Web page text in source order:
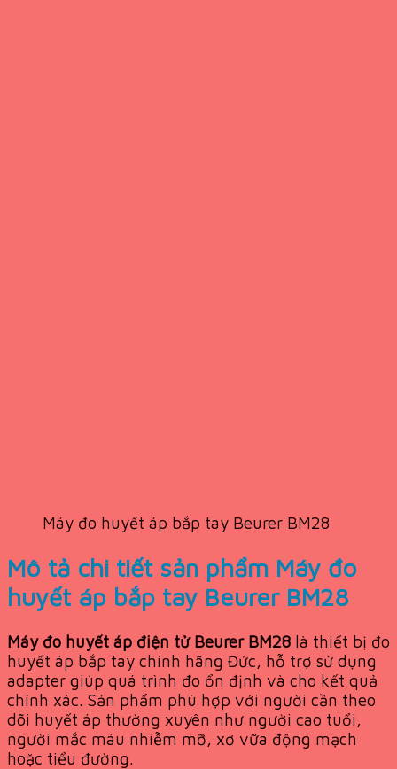
Máy đo huyết áp bắp tay Beurer BM28
Mô tả chi tiết sản phẩm Máy đo
huyết áp bắp tay Beurer BM28
Máy đo huyết áp điện tử Beurer BM28 là thiết bị đo
huyết áp bắp tay chính hãng Đức, hỗ trợ sử dụng
adapter giúp quá trình đo ổn định và cho kết quả
chính xác. Sản phẩm phù hợp với người cần theo
dõi huyết áp thường xuyên như người cao tuổi,
người mắc máu nhiễm mỡ, xơ vữa động mạch
hoặc tiểu đường.